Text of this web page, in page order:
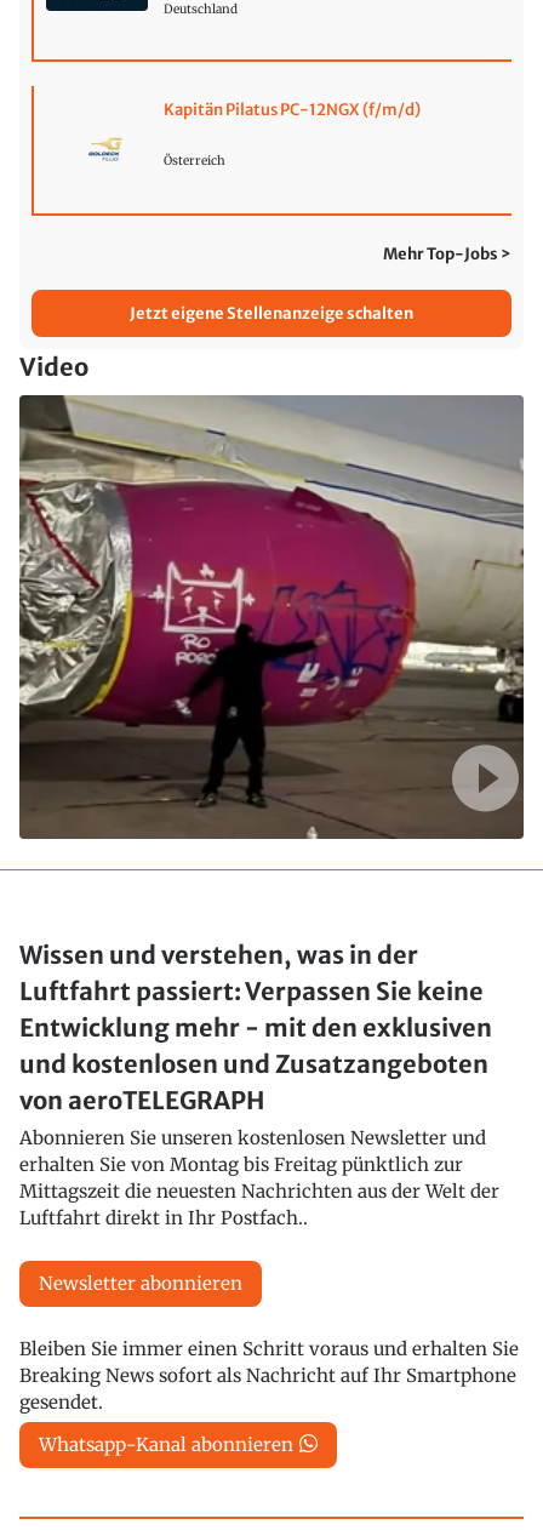
Deutschland
Kapitän Pilatus PC-12NGX (f/m/d)
Österreich
Mehr Top-Jobs >
Jetzt eigene Stellenanzeige schalten
Video
Wissen und verstehen, was in der
Luftfahrt passiert: Verpassen Sie keine
Entwicklung mehr - mit den exklusiven
und kostenlosen und Zusatzangeboten
von aeroTELEGRAPH
Abonnieren Sie unseren kostenlosen Newsletter und
erhalten Sie von Montag bis Freitag pünktlich zur
Mittagszeit die neuesten Nachrichten aus der Welt der
Luftfahrt direkt in Ihr Postfach..
Newsletter abonnieren
Bleiben Sie immer einen Schritt voraus und erhalten Sie
Breaking News sofort als Nachricht auf Ihr Smartphone
gesendet.
Whatsapp-Kanal abonnieren